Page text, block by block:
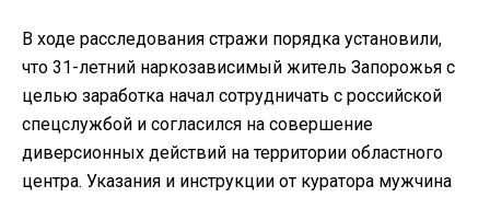
В ходе расследования стражи порядка установили,
что 31-летний наркозависимый житель Запорожья с
целью заработка начал сотрудничать с российской
спецслужбой и согласился на совершение
диверсионных действий на территории областного
центра. Указания и инструкции от куратора мужчина